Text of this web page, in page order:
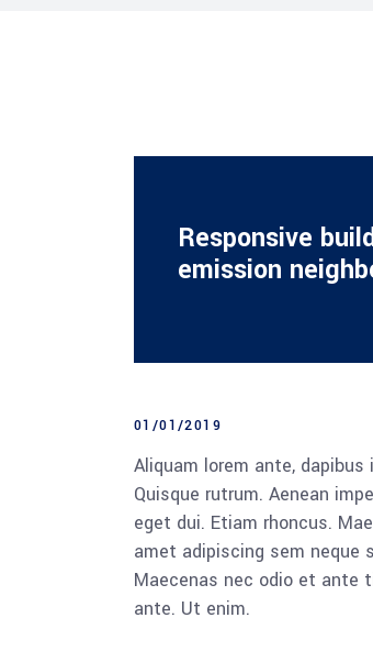
Responsive
emission
01/01/2019
Aliquam lorem ante,
Quisque rutrum. Aenean
eget dui. Etiam rhoncus.
amet adipiscing sem neque
Maecenas nec odio et ante
ante. Ut enim.